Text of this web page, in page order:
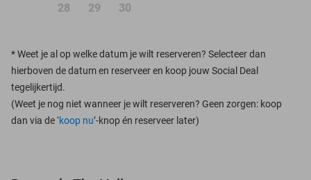
28 29 30
*Weet je al op welke datum je wilt reserveren? Selecteer dan
hierboven de datum en reserveer en koop jouw Social Deal
tegelijkertijd.
(Weet je nog niet wanneer je wilt reserveren? Geen zorgen: koop
dan via de ‘koop nu’-knop én reserveer later)